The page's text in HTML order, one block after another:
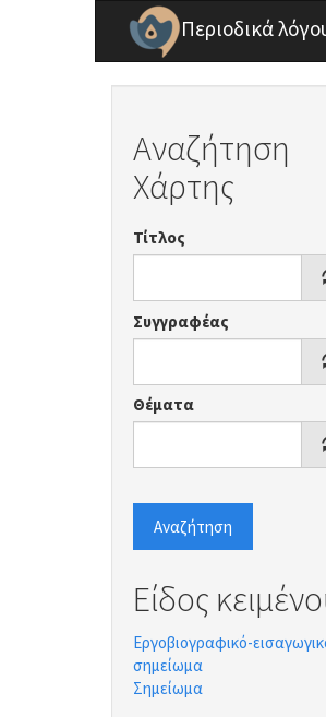
Παράκαμψη προς το κυρίως περιεχόμενο
Περιοδικά
Αναζήτηση
Χάρτης
Τίτλος
Συγγραφέας
Θέματα
Αναζήτηση
Είδος
Εργοβιογραφικό-
σημείωμα
Σημείωμα